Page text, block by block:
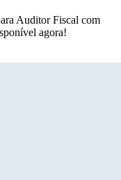
Auditor Fiscal com
agora!